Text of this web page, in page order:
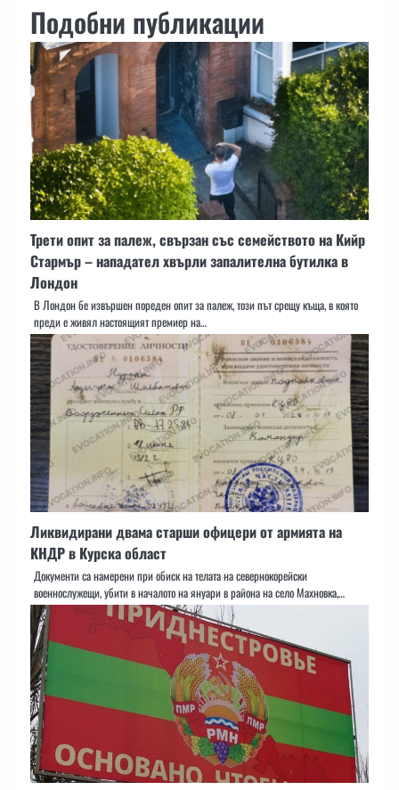
Подобни публикации
Трети опит за палеж, свързан със семейството на Кийр
Стармър – нападател хвърли запалителна бутилка в
Лондон
В Лондон бе извършен пореден опит за палеж, този път срещу къща, в която
преди е живял настоящият премиер на…
Ликвидирани двама старши офицери от армията на
КНДР в Курска област
Документи са намерени при обиск на телата на севернокорейски
военнослужещи, убити в началото на януари в района на село Махновка,…